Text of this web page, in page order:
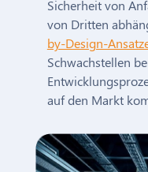
Sicherheit von
von Dritten
by-Design-
Schwachstellen
auf den Markt